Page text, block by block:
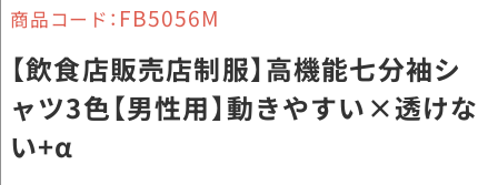
商品コード： FB5056M
【飲食店販売店制服】高機能七分袖シ
ャツ3色【男性用】動きやすい×透けな
い+α